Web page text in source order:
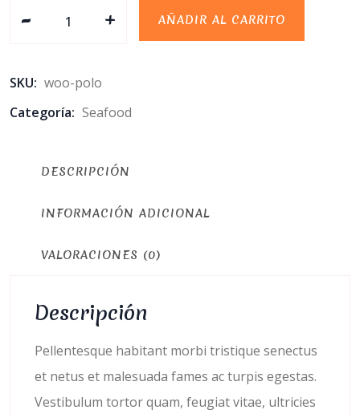
- Biscuits and Nuts cantidad
+ AÑADIR AL CARRITO
SKU: woo-polo
Categoría: Seafood
DESCRIPCIÓN
INFORMACIÓN ADICIONAL
VALORACIONES (0)
Descripción
Pellentesque habitant morbi tristique senectus
et netus et malesuada fames ac turpis egestas.
Vestibulum tortor quam, feugiat vitae, ultricies